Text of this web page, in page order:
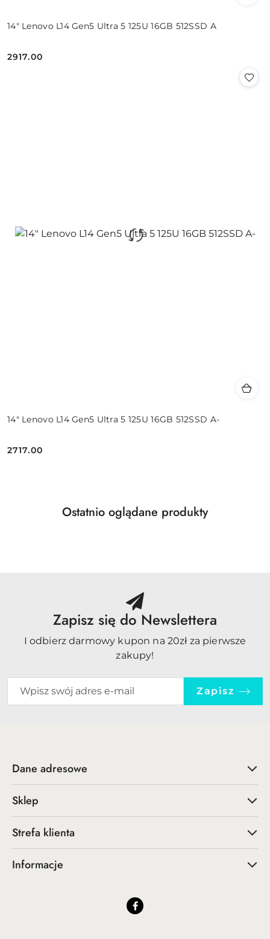
14" Lenovo L14 Gen5 Ultra 5 125U 16GB 512SSD A
Cena:
2917.00
14" Lenovo L14 Gen5 Ultra 5 125U 16GB 512SSD A-
Cena:
2717.00
Pomiń karuzelę produktów
Produkty
Ostatnio oglądane produkty
Zapisz się do Newslettera
I odbierz darmowy kupon na 20zł za pierwsze
zakupy!
Zapisz
Dane adresowe
Sklep
Strefa klienta
Informacje